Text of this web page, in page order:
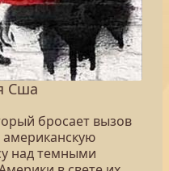
Сша
бросает вызов
над темными